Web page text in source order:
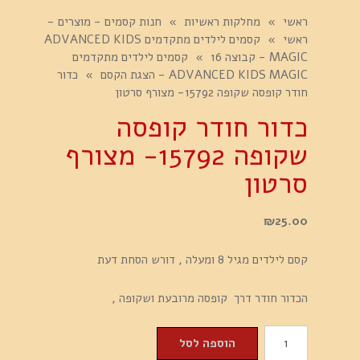
ראשי » מחלקות ראשיות » חנות קסמים - מוצרים -
ראשי »
קסמים לילדים מתקדמים ADVANCED KIDS
MAGIC - קבוצה 16
» קסמים לילדים מתקדמים
ADVANCED KIDS MAGIC - הצגת הקסם
» כדור
חודר קופסה שקופה 15792- מצורף סרטון
כדור חודר קופסה
שקופה 15792- מצורף
סרטון
₪25.00
קסם לילדים מגיל 8 ומעלה , דורש הסחת דעת
הכדור חודר דרך קופסה מרובעת ושקופה ,
הוספה לסל